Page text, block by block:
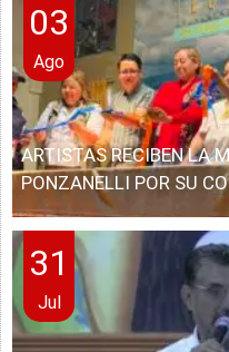
03
Ago
ARTISTAS RECIBEN LA
PONZANELLI POR SU
31
Jul